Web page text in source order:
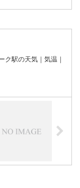
ク駅の天気｜気温｜